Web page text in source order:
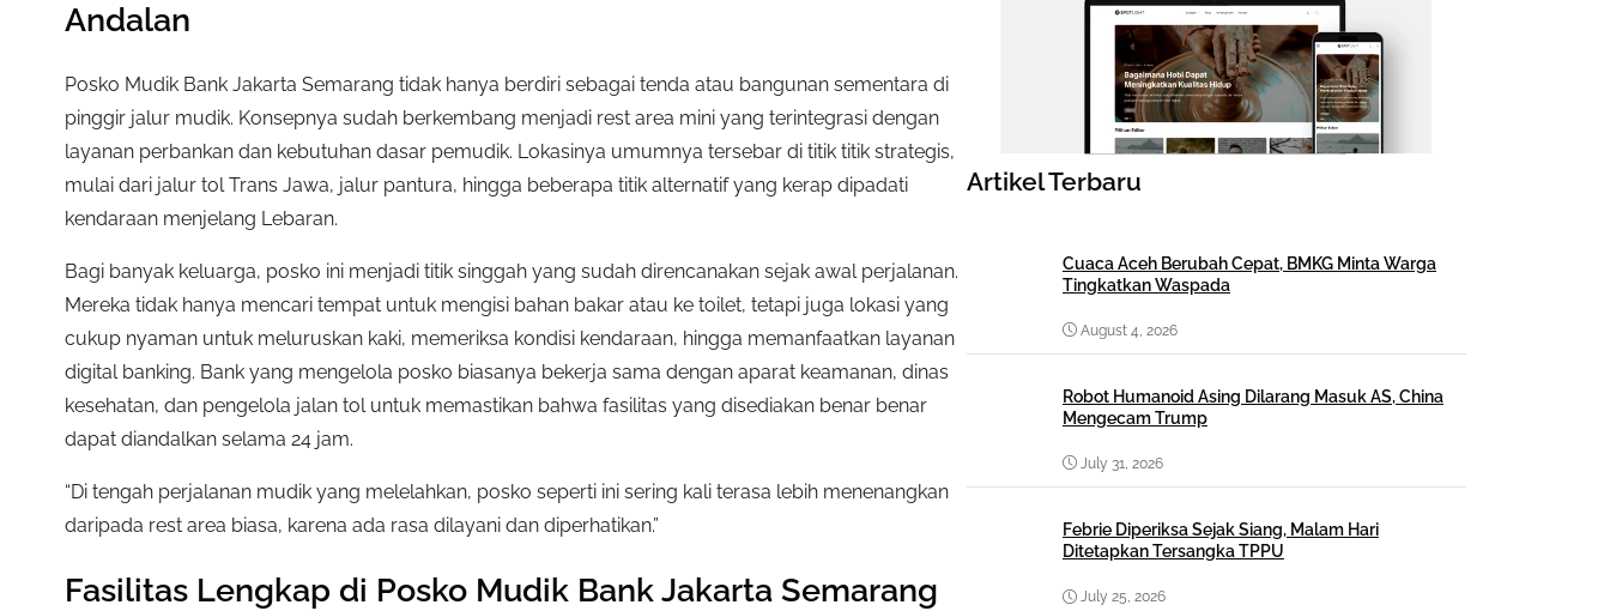
Andalan
Posko Mudik Bank Jakarta Semarang tidak hanya berdiri sebagai tenda atau bangunan sementara di
pinggir jalur mudik. Konsepnya sudah berkembang menjadi rest area mini yang terintegrasi dengan
layanan perbankan dan kebutuhan dasar pemudik. Lokasinya umumnya tersebar di titik titik strategis,
mulai dari jalur tol Trans Jawa, jalur pantura, hingga beberapa titik alternatif yang kerap dipadati
kendaraan menjelang Lebaran.
Bagi banyak keluarga, posko ini menjadi titik singgah yang sudah direncanakan sejak awal perjalanan.
Mereka tidak hanya mencari tempat untuk mengisi bahan bakar atau ke toilet, tetapi juga lokasi yang
cukup nyaman untuk meluruskan kaki, memeriksa kondisi kendaraan, hingga memanfaatkan layanan
digital banking. Bank yang mengelola posko biasanya bekerja sama dengan aparat keamanan, dinas
kesehatan, dan pengelola jalan tol untuk memastikan bahwa fasilitas yang disediakan benar benar
dapat diandalkan selama 24 jam.
“Di tengah perjalanan mudik yang melelahkan, posko seperti ini sering kali terasa lebih menenangkan
daripada rest area biasa, karena ada rasa dilayani dan diperhatikan.”
Fasilitas Lengkap di Posko Mudik Bank Jakarta Semarang
Artikel Terbaru
Cuaca Aceh Berubah Cepat, BMKG Minta Warga
Tingkatkan Waspada
August 4, 2026
Robot Humanoid Asing Dilarang Masuk AS, China
Mengecam Trump
July 31, 2026
Febrie Diperiksa Sejak Siang, Malam Hari
Ditetapkan Tersangka TPPU
July 25, 2026